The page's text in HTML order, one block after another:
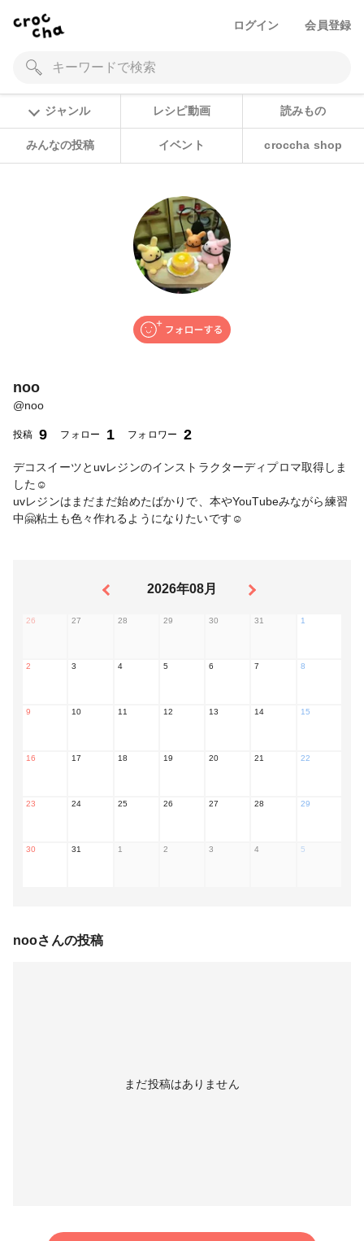
ログイン 会員登録
ジャンル レシピ動画 読みもの
みんなの投稿 イベント croccha shop
noo
@noo
投稿 9 フォロー 1 フォロワー 2
デコスイーツとuvレジンのインストラクターディプロマ取得しま
した☺️
uvレジンはまだまだ始めたばかりで、本やYouTubeみながら練習
中🤗粘土も色々作れるようになりたいです☺️
2026年08月
26 27 28 29 30 31 1
2 3 4 5 6 7 8
9 10 11 12 13 14 15
16 17 18 19 20 21 22
23 24 25 26 27 28 29
30 31 1 2 3 4 5
nooさんの投稿
まだ投稿はありません